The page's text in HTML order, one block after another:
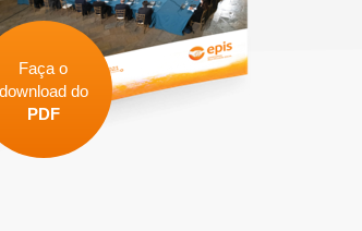
Faça o
download do
PDF